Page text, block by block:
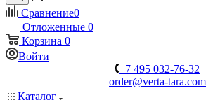
Сравнение0
Отложенные 0
Корзина 0
Войти
+7 495 032-76-32
order@verta-tara.com
Каталог